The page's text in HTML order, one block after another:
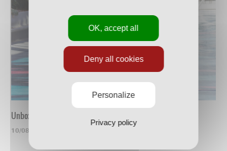
Unboxing du nouveau maillot
10/08/2023
OK, accept all
Deny all cookies
Personalize
Privacy policy